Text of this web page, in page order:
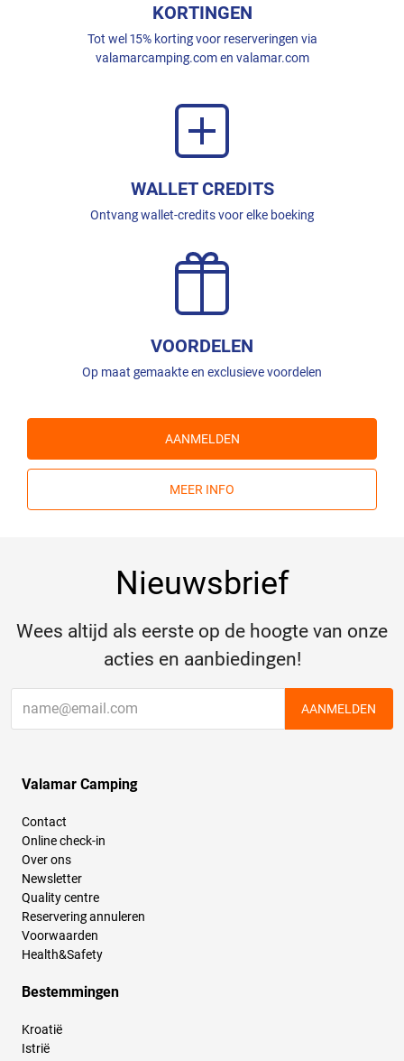
KORTINGEN
Tot wel 15% korting voor reserveringen via
valamarcamping.com en valamar.com
WALLET CREDITS
Ontvang wallet-credits voor elke boeking
VOORDELEN
Op maat gemaakte en exclusieve voordelen
AANMELDEN
MEER INFO
Nieuwsbrief
Wees altijd als eerste op de hoogte van onze
acties en aanbiedingen!
AANMELDEN
Valamar Camping
Contact
Online check-in
Over ons
Newsletter
Quality centre
Reservering annuleren
Voorwaarden
Health&Safety
Bestemmingen
Kroatië
Istrië